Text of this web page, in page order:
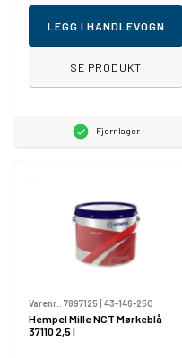
LEGG I HANDLEVOGN
SE PRODUKT
Fjernlager
Varenr.: 7897125 43-146-250
Hempel Mille NCT Mørkeblå
37110 2,5 l